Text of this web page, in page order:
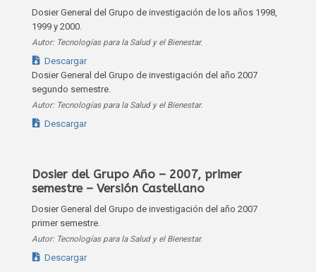
Dosier General del Grupo de investigación de los años 1998,
1999 y 2000.
Autor: Tecnologías para la Salud y el Bienestar.
Descargar
Dosier General del Grupo de investigación del año 2007
segundo semestre.
Autor: Tecnologías para la Salud y el Bienestar.
Descargar
Dosier del Grupo Año – 2007, primer
semestre – Versión Castellano
Dosier General del Grupo de investigación del año 2007
primer semestre.
Autor: Tecnologías para la Salud y el Bienestar.
Descargar